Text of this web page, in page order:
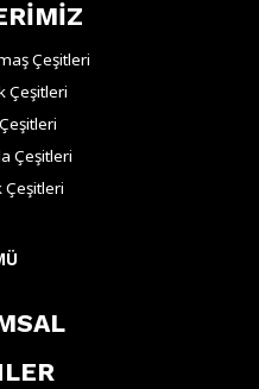
Çeşitleri
Çeşitleri
Çeşitleri
Çeşitleri